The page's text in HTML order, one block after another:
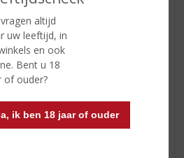
altijd
uw leeftijd, in
en ook
Bent u 18
of ouder?
ik ben 18 jaar of ouder
klinkt,
ook geweldig
kruidenmix biedt
die perfect
toe aan je